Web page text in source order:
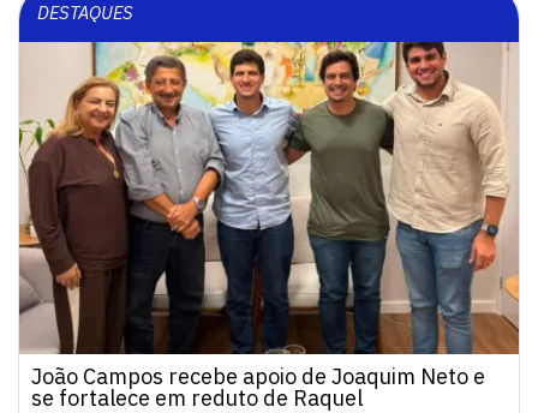
DESTAQUES
João Campos recebe apoio de Joaquim Neto e
se fortalece em reduto de Raquel